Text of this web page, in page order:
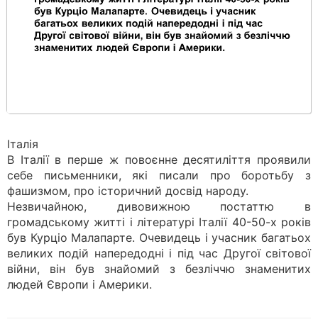
Італія
В Італії в перше ж повоєнне десятиліття проявили
себе письменники, які писали про боротьбу з
фашизмом, про історичний досвід народу.
Незвичайною, дивовижною постаттю в
громадському житті і літературі Італії 40-50-х років
був Курціо Малапарте. Очевидець і учасник багатьох
великих подій напередодні і під час Другої світової
війни, він був знайомий з безліччю знаменитих
людей Європи і Америки.